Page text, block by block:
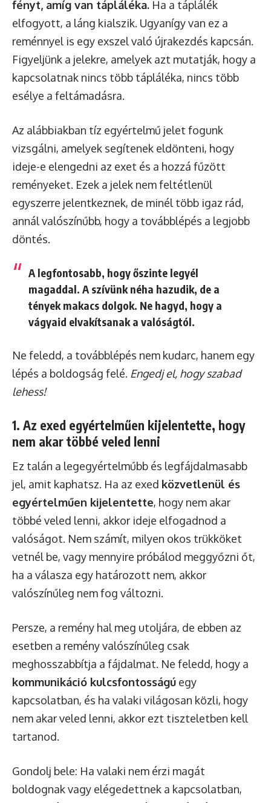
fényt, amíg van tápláléka. Ha a táplálék
elfogyott, a láng kialszik. Ugyanígy van ez a
reménnyel is egy exszel való újrakezdés kapcsán.
Figyeljünk a jelekre, amelyek azt mutatják, hogy a
kapcsolatnak nincs több tápláléka, nincs több
esélye a feltámadásra.
Az alábbiakban tíz egyértelmű jelet fogunk
vizsgálni, amelyek segítenek eldönteni, hogy
ideje-e elengedni az exet és a hozzá fűzött
reményeket. Ezek a jelek nem feltétlenül
egyszerre jelentkeznek, de minél több igaz rád,
annál valószínűbb, hogy a továbblépés a legjobb
döntés.
A legfontosabb, hogy őszinte legyél
magaddal. A szívünk néha hazudik, de a
tények makacs dolgok. Ne hagyd, hogy a
vágyaid elvakítsanak a valóságtól.
Ne feledd, a továbblépés nem kudarc, hanem egy
lépés a boldogság felé. Engedj el, hogy szabad
lehess!
1. Az exed egyértelműen kijelentette, hogy
nem akar többé veled lenni
Ez talán a legegyértelműbb és legfájdalmasabb
jel, amit kaphatsz. Ha az exed közvetlenül és
egyértelműen kijelentette, hogy nem akar
többé veled lenni, akkor ideje elfogadnod a
valóságot. Nem számít, milyen okos trükköket
vetnél be, vagy mennyire próbálod meggyőzni őt,
ha a válasza egy határozott nem, akkor
valószínűleg nem fog változni.
Persze, a remény hal meg utoljára, de ebben az
esetben a remény valószínűleg csak
meghosszabbítja a fájdalmat. Ne feledd, hogy a
kommunikáció kulcsfontosságú egy
kapcsolatban, és ha valaki világosan közli, hogy
nem akar veled lenni, akkor ezt tiszteletben kell
tartanod.
Gondolj bele: Ha valaki nem érzi magát
boldognak vagy elégedettnek a kapcsolatban,